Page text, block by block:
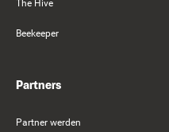
The Hive
Beekeeper
Partners
Partner werden